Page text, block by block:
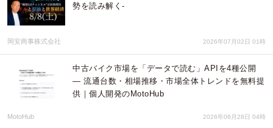
勢を読み解く-
岡安商事株式会社 2026年07月02日 01時
中古バイク市場を「データで読む」APIを4種公開
― 流通台数・相場推移・市場全体トレンドを無料提
供｜個人開発のMotoHub
MotoHub 2026年06月28日 04時